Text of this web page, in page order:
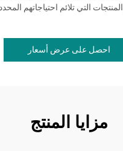
التي تلائم احتياجاتهم المحددة.
احصل على عرض أسعار
مزايا المنتج